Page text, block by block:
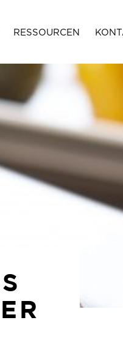
RESSOURCEN